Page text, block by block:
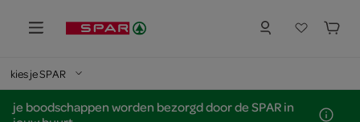
kies je SPAR
je boodschappen worden bezorgd door de SPAR in